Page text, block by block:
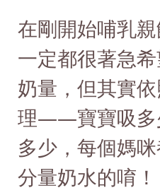
在剛開始哺乳
一定都很著急
奶量，但其實
理——寶寶吸多
多少，每個媽
分量奶水的唷！